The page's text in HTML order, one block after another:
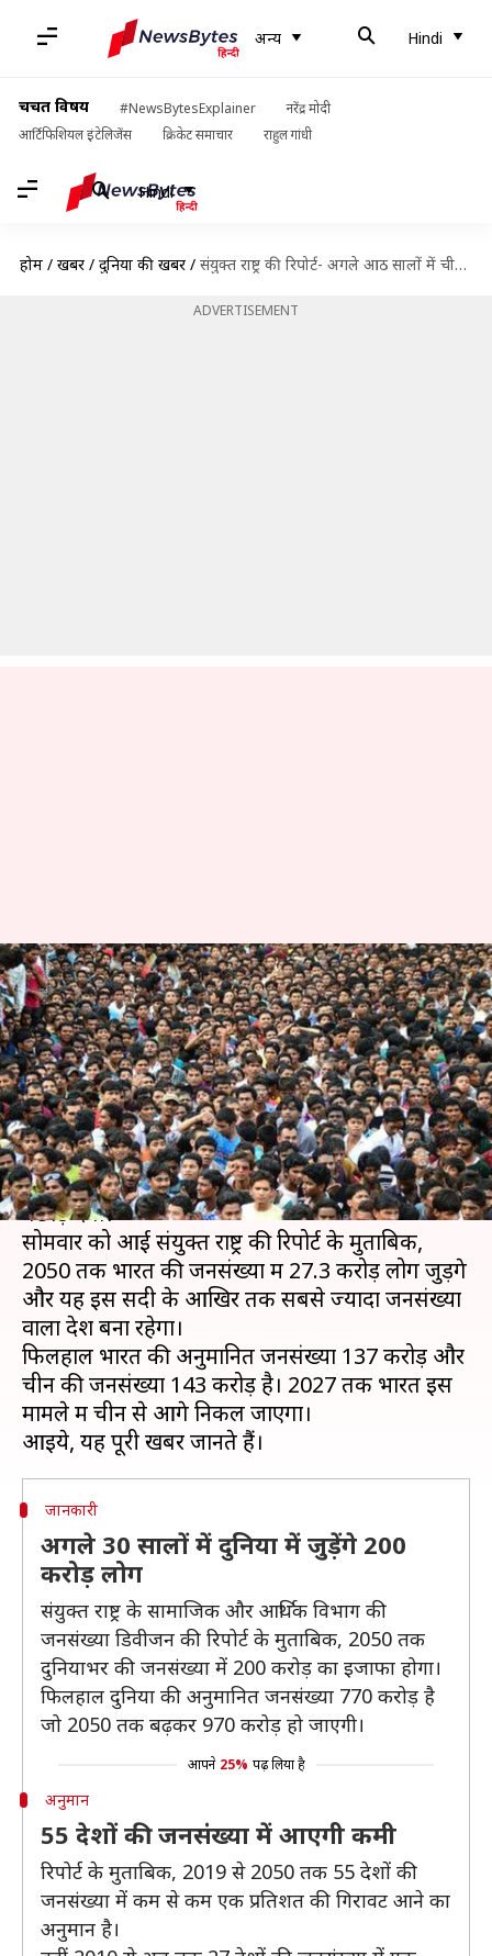
अन्य Hindi
चर्चित विषय #NewsBytesExplainer
नरेंद्र मोदी
आर्टिफिशियल इंटेलिजेंस
क्रिकेट समाचार राहुल गांधी
Hindi
होम / खबरें / दुनिया की खबरें / संयुक्त राष्ट्र की रिपोर्ट- अगले आठ सालों में चीन से ज्यादा होगी भारत की जनसंख्या
ADVERTISEMENT
संयुक्त राष्ट्र की रिपोर्ट- अगले आठ
सालों में चीन से ज्यादा होगी भारत की
जनसंख्या
लेखन प्रमोद कुमार Jun 18, 2019 12:35 pm
क्या है खबर?
अगले आठ सालों में भारत जनसंख्या के मामले में चीन को
पछाड़ देगा।
सोमवार को आई संयुक्त राष्ट्र की रिपोर्ट के मुताबिक,
2050 तक भारत की जनसंख्या में 27.3 करोड़ लोग जुड़ेंगे
और यह इस सदी के आखिर तक सबसे ज्यादा जनसंख्या
वाला देश बना रहेगा।
फिलहाल भारत की अनुमानित जनसंख्या 137 करोड़ और
चीन की जनसंख्या 143 करोड़ है। 2027 तक भारत इस
मामले में चीन से आगे निकल जाएगा।
जानकारी
अगले 30 सालों में दुनिया में जुड़ेंगे 200
करोड़ लोग
संयुक्त राष्ट्र के सामाजिक और आर्थिक विभाग की
जनसंख्या डिवीजन की रिपोर्ट के मुताबिक, 2050 तक
दुनियाभर की जनसंख्या में 200 करोड़ का इजाफा होगा।
फिलहाल दुनिया की अनुमानित जनसंख्या 770 करोड़ है
जो 2050 तक बढ़कर 970 करोड़ हो जाएगी।
आपने 25% पढ़ लिया है
अनुमान
55 देशों की जनसंख्या में आएगी कमी
रिपोर्ट के मुताबिक, 2019 से 2050 तक 55 देशों की
जनसंख्या में कम से कम एक प्रतिशत की गिरावट आने का
अनुमान है।